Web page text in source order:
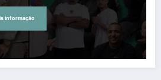
informação